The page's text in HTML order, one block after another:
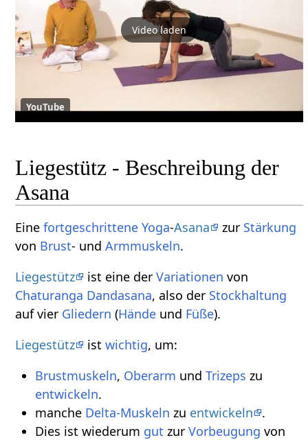
Video laden
YouTube
Liegestütz - Beschreibung der
Asana
Einefortgeschrittene Yoga-Asana zur Stärkung
von Brust- undArmmuskeln.
Liegestütz
ist eine derVariationen von
Chaturanga Dandasana, also der Stockhaltung
auf vier Gliedern (Hände und Füße).
Liegestütz
istwichtig, um:
Brustmuskeln, Oberarm und Trizeps zu
entwickeln.
manche Delta-Muskeln zu entwickeln
.
Dies ist wiederum gut zur Vorbeugung von